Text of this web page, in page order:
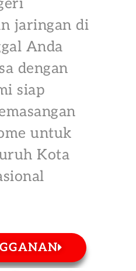
jaringan di
Anda
dengan
siap
untuk
Kota